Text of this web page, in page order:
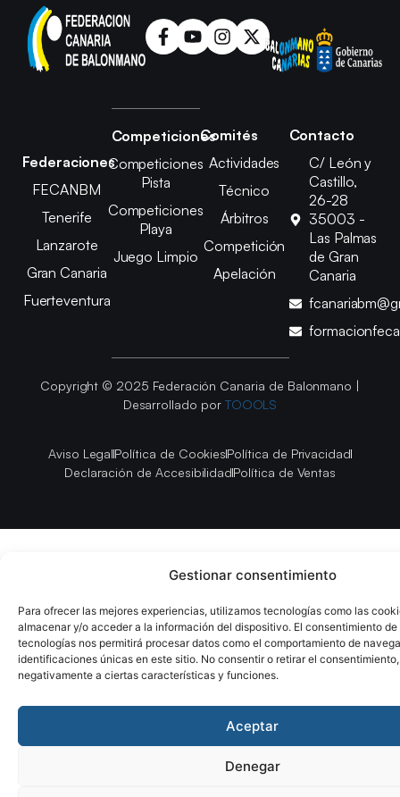
Gestionar consentimiento
Para ofrecer las mejores experiencias, utilizamos tecnologías como las
almacenar y/o acceder a la información del dispositivo. El consentimiento de
tecnologías nos permitirá procesar datos como el comportamiento de
identificaciones únicas en este sitio. No consentir o retirar el
negativamente a ciertas características y funciones.
Aceptar
Denegar
Federaciones
FECANBM
Tenerife
Lanzarote
Gran Canaria
Fuerteventura
Competiciones
Competiciones
Pista
Competiciones
Playa
Juego Limpio
Comités
Actividades
Técnico
Árbitros
Competición
Apelación
Contacto
C/ León y
Castillo,
26-28
35003 -
Las Palmas
de Gran
Canaria
Copyright © 2025 Federación Canaria de Balonmano |
Desarrollado por TOOOLS
Aviso LegalPolítica de CookiesPolítica de Privacidad
Declaración de AccesibilidadPolítica de Ventas